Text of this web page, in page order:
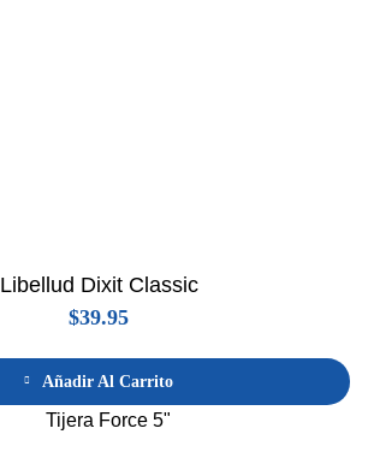
Libellud Dixit Classic
$39.95
Añadir Al Carrito